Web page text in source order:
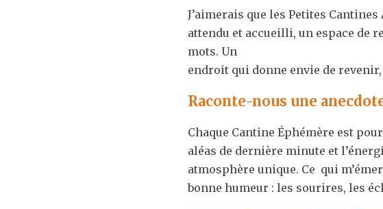
J’aimerais que les Petites
attendu et accueilli, un espace de
mots. Un
endroit qui donne envie de
Raconte-nous une
Chaque Cantine Éphémère est
aléas de dernière minute et
atmosphère unique. Ce  qui
bonne humeur : les sourires, les